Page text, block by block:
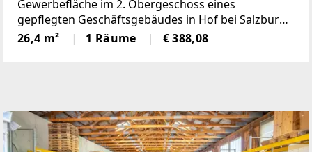
Gewerbefläche im 2. Obergeschoss eines
gepflegten Geschäftsgebäudes in Hof bei Salzburg.
Die Räumlichkeiten eignen sich ideal als Büro,
Kanzlei, Praxis oder für Unternehmen aus den
26,4 m² 1 Räume € 388,08